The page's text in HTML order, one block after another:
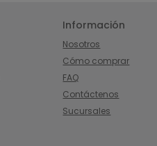
Información
Nosotros
Cómo comprar
FAQ
Contáctenos
Sucursales